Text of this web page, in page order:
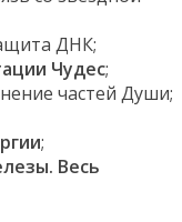
ДНК;
Чудес;
частей Души;
;
Весь